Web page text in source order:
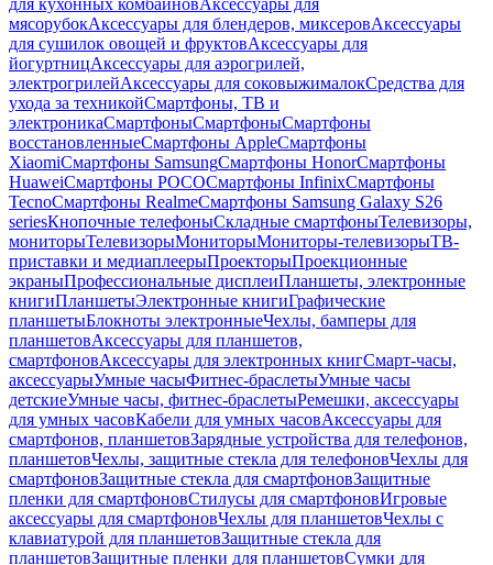
для кухонных комбайновАксессуары для
мясорубокАксессуары для блендеров, миксеровАксессуары
для сушилок овощей и фруктовАксессуары для
йогуртницАксессуары для аэрогрилей,
электрогрилейАксессуары для соковыжималокСредства для
ухода за техникойСмартфоны, ТВ и
электроникаСмартфоныСмартфоныСмартфоны
восстановленныеСмартфоны AppleСмартфоны
XiaomiСмартфоны SamsungСмартфоны HonorСмартфоны
HuaweiСмартфоны POCOСмартфоны InfinixСмартфоны
TecnoСмартфоны RealmeСмартфоны Samsung Galaxy S26
seriesКнопочные телефоныСкладные смартфоныТелевизоры,
мониторыТелевизорыМониторыМониторы-телевизорыТВ-
приставки и медиаплеерыПроекторыПроекционные
экраныПрофессиональные дисплеиПланшеты, электронные
книгиПланшетыЭлектронные книгиГрафические
планшетыБлокноты электронныеЧехлы, бамперы для
планшетовАксессуары для планшетов,
смартфоновАксессуары для электронных книгСмарт-часы,
аксессуарыУмные часыФитнес-браслетыУмные часы
детскиеУмные часы, фитнес-браслетыРемешки, аксессуары
для умных часовКабели для умных часовАксессуары для
смартфонов, планшетовЗарядные устройства для телефонов,
планшетовЧехлы, защитные стекла для телефоновЧехлы для
смартфоновЗащитные стекла для смартфоновЗащитные
пленки для смартфоновСтилусы для смартфоновИгровые
аксессуары для смартфоновЧехлы для планшетовЧехлы с
клавиатурой для планшетовЗащитные стекла для
планшетовЗащитные пленки для планшетовСумки для